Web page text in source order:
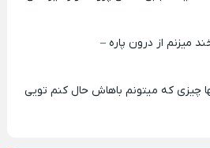
میزنم از درون پاره –
چیزی که میتونم باهاش حال کنم تویی